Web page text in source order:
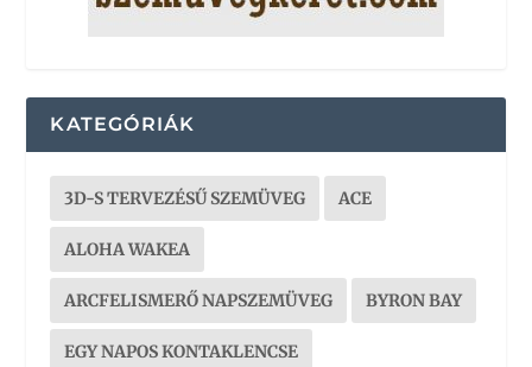
KATEGÓRIÁK
3D-S TERVEZÉSŰ SZEMÜVEG ACE
ALOHA WAKEA
ARCFELISMERŐ NAPSZEMÜVEG BYRON BAY
EGY NAPOS KONTAKLENCSE